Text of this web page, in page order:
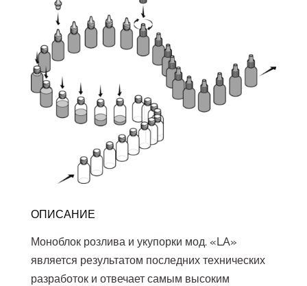
ОПИСАНИЕ
Моноблок розлива и укупорки мод. «LA»
является результатом последних технических
разработок и отвечает самым высоким